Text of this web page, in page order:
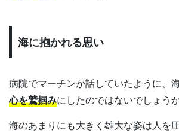
海に抱かれる思い
病院でマーチンが話していたように、
心を鷲掴みにしたのではないでしょうか
海のあまりにも大きく雄大な姿は人を